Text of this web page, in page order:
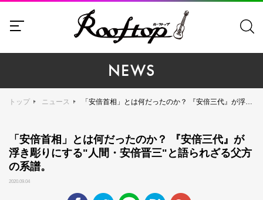
NEWS
トップ ニュース 「安倍首相」とは何だったのか？ 『安倍三代』が浮き彫りにする"人間・安倍晋三"と語られざる父方の系譜。
「安倍首相」とは何だったのか？ 『安倍三代』が
浮き彫りにする"人間・安倍晋三"と語られざる父方
の系譜。
2020.09.04